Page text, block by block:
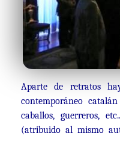
Aparte de retratos
contemporáneo
caballos, guerreros,
(atribuido al mismo